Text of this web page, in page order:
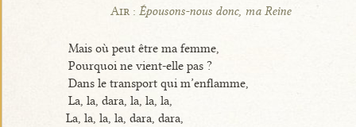
Air :Épousons-nous donc, ma Reine
Mais où peut être ma femme,
Pourquoi ne vient-elle pas ?
Dans le transport qui m’enflamme,
La, la, dara, la, la, la,
La, la, la, la, dara, dara,